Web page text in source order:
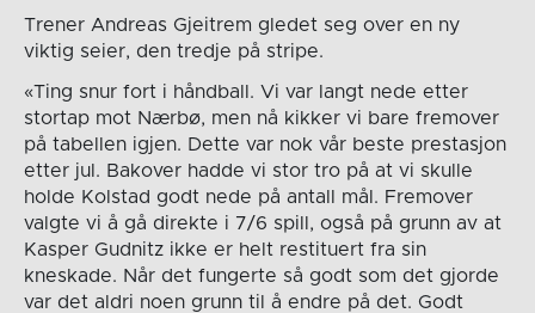
Trener Andreas Gjeitrem gledet seg over en ny
viktig seier, den tredje på stripe.
«Ting snur fort i håndball. Vi var langt nede etter
stortap mot Nærbø, men nå kikker vi bare fremover
på tabellen igjen. Dette var nok vår beste prestasjon
etter jul. Bakover hadde vi stor tro på at vi skulle
holde Kolstad godt nede på antall mål. Fremover
valgte vi å gå direkte i 7/6 spill, også på grunn av at
Kasper Gudnitz ikke er helt restituert fra sin
kneskade. Når det fungerte så godt som det gjorde
var det aldri noen grunn til å endre på det. Godt